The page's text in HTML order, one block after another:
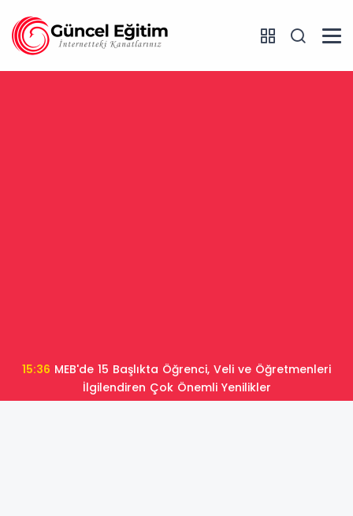
15:36
İlgilendiren Çok Önemli Yenilikler